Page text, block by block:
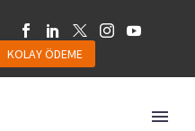
KOLAY ÖDEME